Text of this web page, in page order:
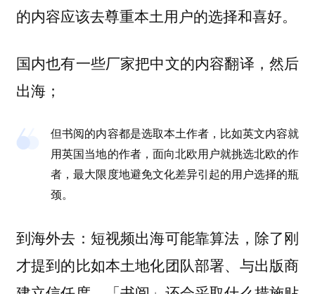
的内容应该去尊重本土用户的选择和喜好。
国内也有一些厂家把中文的内容翻译，然后
出海；
但书阅的内容都是选取本土作者，比如英文内容就
用英国当地的作者，面向北欧用户就挑选北欧的作
者，最大限度地避免文化差异引起的用户选择的瓶
颈。
到海外去：短视频出海可能靠算法，除了刚
才提到的比如本土地化团队部署、与出版商